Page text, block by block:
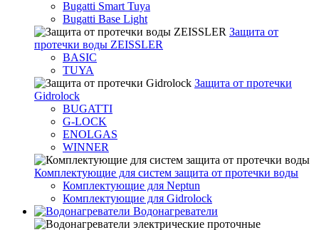
Bugatti Smart Tuya
Bugatti Base Light
Защита от
протечки воды ZEISSLER
BASIC
TUYA
Защита от протечки
Gidrolock
BUGATTI
G-LOCK
ENOLGAS
WINNER
Комплектующие для систем защита от протечки воды
Комплектующие для Neptun
Комплектующие для Gidrolock
Водонагреватели